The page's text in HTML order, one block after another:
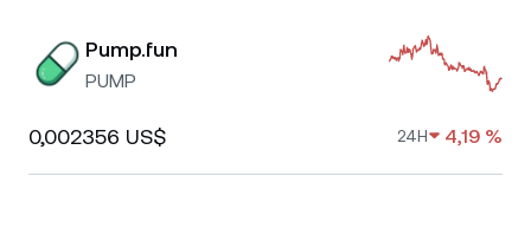
Pump.fun
PUMP
0,002356 US$ 24H 4,19 %